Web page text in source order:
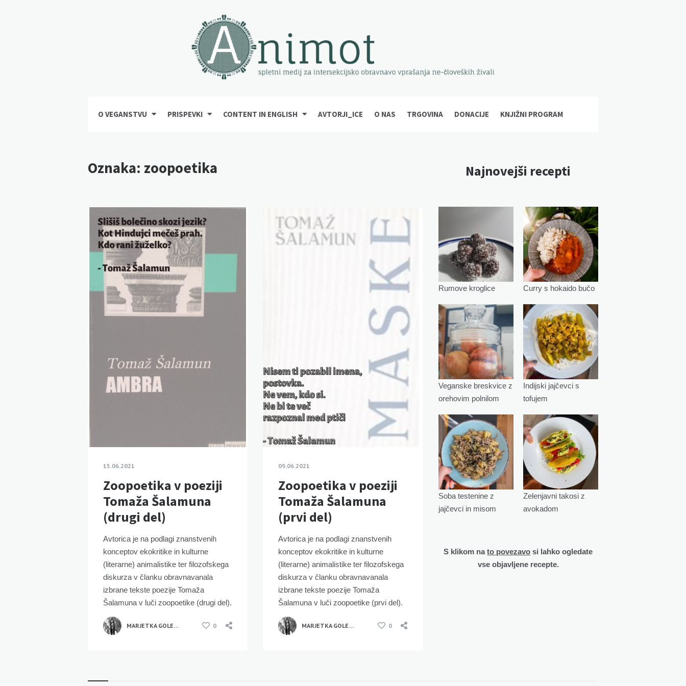
O VEGANSTVU PRISPEVKI CONTENT IN ENGLISH AVTORJI_ICE O NAS TRGOVINA DONACIJE KNJIŽNI PROGRAM
Oznaka: zoopoetika
15.06.2021
Zoopoetika v poeziji
Tomaža Šalamuna
(drugi del)
Avtorica je na podlagi znanstvenih
konceptov ekokritike in kulturne
(literarne) animalistike ter filozofskega
diskurza v članku obravnavanala
izbrane tekste poezije Tomaža
Šalamuna v luči zoopoetike (drugi del).
MARJETKA GOLEŽ KAUČIČ 0
09.06.2021
Zoopoetika v poeziji
Tomaža Šalamuna
(prvi del)
Avtorica je na podlagi znanstvenih
konceptov ekokritike in kulturne
(literarne) animalistike ter filozofskega
diskurza v članku obravnavanala
izbrane tekste poezije Tomaža
Šalamuna v luči zoopoetike (prvi del).
MARJETKA GOLEŽ KAUČIČ 0
Najnovejši recepti
Rumove kroglice Curry s hokaido bučo
Veganske breskvice z
orehovim polnilom
Indijski jajčevci s
tofujem
Soba testenine z
jajčevci in misom
Zelenjavni takosi z
avokadom
S klikom nato povezavo si lahko ogledate
vse objavljene recepte.